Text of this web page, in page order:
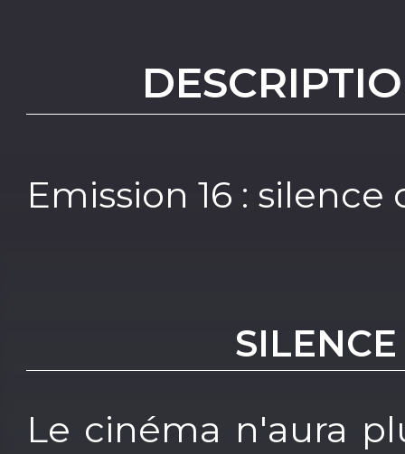
Emission 16 :
Le cinéma n'aura